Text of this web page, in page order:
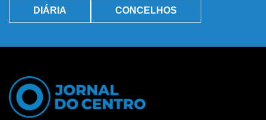
DIÁRIA CONCELHOS